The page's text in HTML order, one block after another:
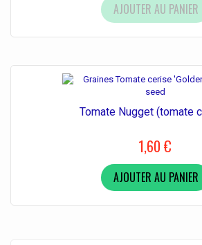
AJOUTER AU PANIER
Tomate Nugget (tomate
1,60 €
AJOUTER AU PANIER